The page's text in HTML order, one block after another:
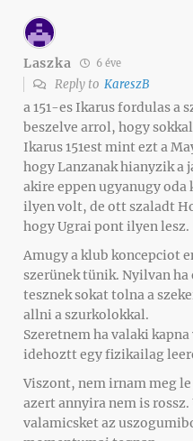
Laszka 6 éve
Reply to KareszB
a 151-es Ikarus fordulas a
beszelve arrol, hogy
Ikarus 151est mint ezt a
hogy Lanzanak hianyzik
akire eppen ugyanugy
ilyen volt, de ott szaladt
hogy Ugrai pont ilyen lesz.
Amugy a klub koncepciot
szerünek tünik. Nyilvan
tesznek sokat tolna a
allni a szurkolokkal.
Szeretnem ha valaki
idehoztt egy fizikailag
Viszont, nem irnam meg
azert annyira nem is
valamicsket az